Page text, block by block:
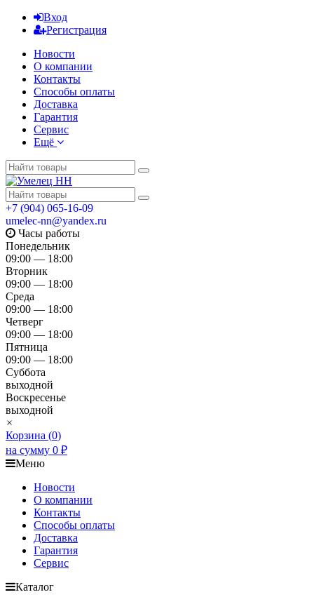
Вход
Регистрация
Новости
О компании
Контакты
Способы оплаты
Доставка
Гарантия
Сервис
Ещё
+7 (904) 065-16-09
umelec-nn@yandex.ru
Часы работы
Понедельник
09:00 — 18:00
Вторник
09:00 — 18:00
Среда
09:00 — 18:00
Четверг
09:00 — 18:00
Пятница
09:00 — 18:00
Суббота
выходной
Воскресенье
выходной
×
Корзина (0)
на сумму 0 ₽
Меню
Новости
О компании
Контакты
Способы оплаты
Доставка
Гарантия
Сервис
Каталог